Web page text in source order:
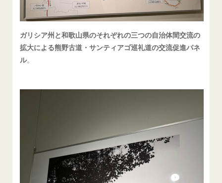
ガリシア州と和歌山県のそれぞれの三つの自治体間交流の
拡大による熊野古道・サンティアゴ巡礼道の交流促進パネ
ル。